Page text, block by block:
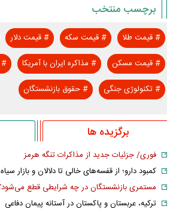
برچسب منتخب
#قیمت طلا #قیمت سکه #قیمت دلار
#قیمت مسکن # مذاکره ایران با آمریکا #
#تکنولوژی جنگی #حقوق بازنشستگان
برگزیده ها
فوری/ جزئیات جدید از مذاکرات تنگه هرمز
کمبود دارو؛ از قفسه‌های خالی تا دلالان و بازار سیاه
مستمری بازنشستگان در چه شرایطی قطع
ترکیه، عربستان و پاکستان در آستانه پیمان دفاعی